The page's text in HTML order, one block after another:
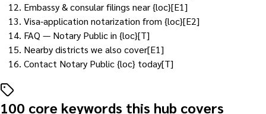
Embassy & consular filings near {loc}[E1]
Visa-application notarization from {loc}[E2]
FAQ — Notary Public in {loc}[T]
Nearby districts we also cover[E1]
Contact Notary Public {loc} today[T]
100 core keywords this hub covers